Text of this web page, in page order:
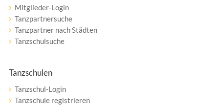
Mitglieder-Login
Tanzpartnersuche
Tanzpartner nach Städten
Tanzschulsuche
Tanzschulen
Tanzschul-Login
Tanzschule registrieren